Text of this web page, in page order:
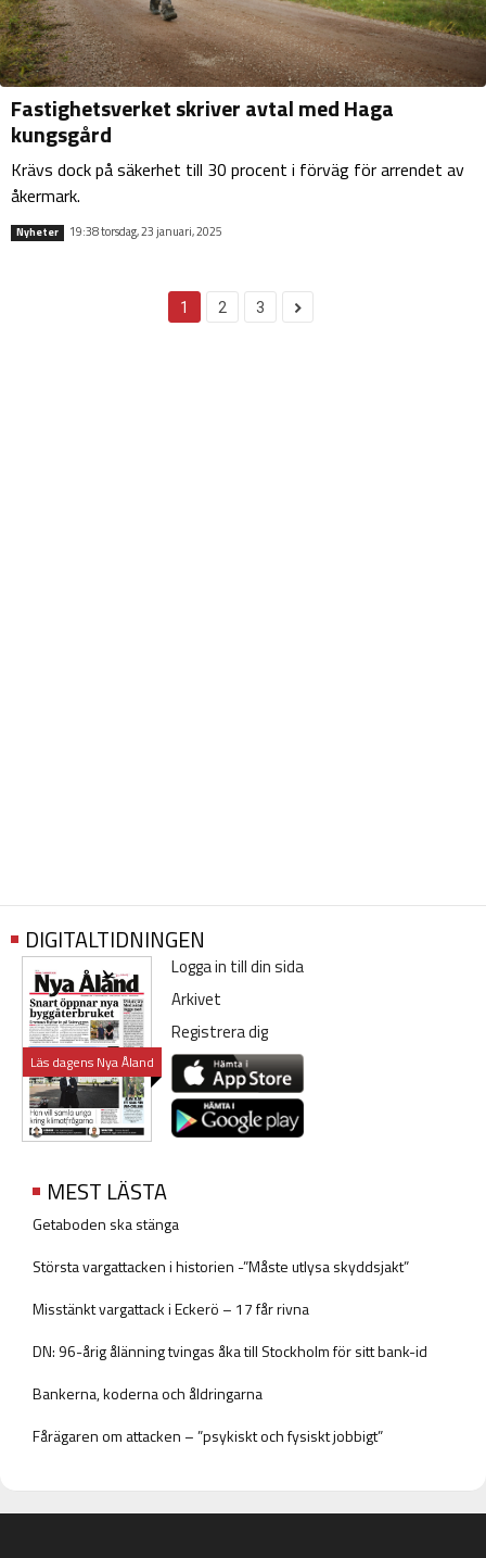
Fastighetsverket skriver avtal med Haga
kungsgård
Krävs dock på säkerhet till 30 procent i förväg för arrendet av
åkermark.
Nyheter 19:38 torsdag, 23 januari, 2025
1 2 3
DIGITALTIDNINGEN
Läs dagens Nya Åland
Logga in till din sida
Arkivet
Registrera dig
MEST LÄSTA
Getaboden ska stänga
Största vargattacken i historien -”Måste utlysa skyddsjakt”
Misstänkt vargattack i Eckerö – 17 får rivna
DN: 96-årig ålänning tvingas åka till Stockholm för sitt bank-id
Bankerna, koderna och åldringarna
Fårägaren om attacken – ”psykiskt och fysiskt jobbigt”